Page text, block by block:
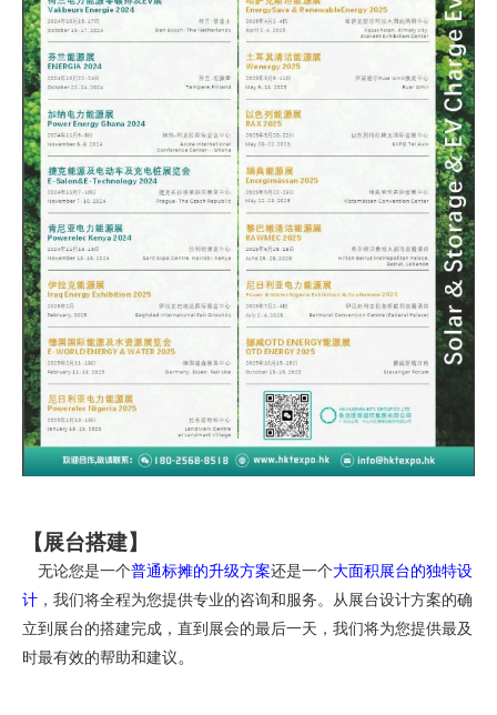
【展台搭建】
无论您是一个普通标摊的升级方案还是一个大面积展台的独特设
计 ，我们将全程为您提供专业的咨询和服务。从展台设计方案的确
立到展台的搭建完成，直到展会的最后一天，我们将为您提供最及
时最有效的帮助和建议 。